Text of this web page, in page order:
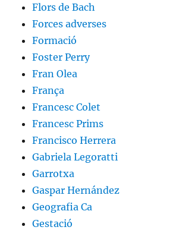
Flors de Bach
Forces adverses
Formació
Foster Perry
Fran Olea
França
Francesc Colet
Francesc Prims
Francisco Herrera
Gabriela Legoratti
Garrotxa
Gaspar Hernández
Geografia Ca
Gestació